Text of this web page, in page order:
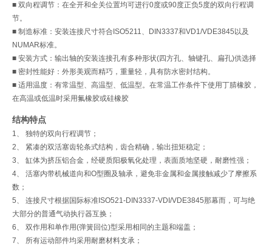
■ 双向程调节：在全开和全关位置均可进行0度或90度正负5度的双向行程调
节。
■ 制造标准：安装连接尺寸符合ISO5211、DIN3337和VD1/VDE3845以及
NUMAR标准。
■ 安装方式：输出轴的安装连接孔有多种形状(四方孔、轴键孔、扁孔)供选择
■ 密封性能好：外形美观而精巧，重量轻，具有防水密封结构。
■ 适用温度：有常温型、高温型、低温型。在常温工作条件下使用丁腈橡胶，
在高温或低温时采用氟橡胶或硅橡胶
结构特点
1、 独特的双向行程调节；
2、 紧凑的双活塞齿轮条式结构，齿合精确，输出扭矩稳定；
3、 缸体为挤压铝合金，经硬质阳极氧化处理，表面质地坚硬，耐磨性强；
4、 活塞内带机械道向和O型圈及轴承，避免非金属和金属接触减少了摩擦系
数；
5、 连接尺寸根据国际标准ISO521-DIN3337-VDI/VDE3845那幕而，可与绝
大部分的普通气动执行器互换；
6、 双作用和单作用(弹簧回位)型采用相同的主题和端盖；
7、 所有运动部件均采用耐磨材料支承；